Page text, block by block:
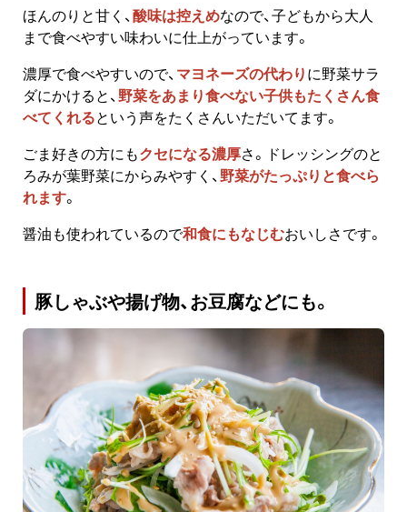
ほんのりと甘く、酸味は控えめなので、子どもから大人
まで食べやすい味わいに仕上がっています。
濃厚で食べやすいので、 マヨネーズの代わりに野菜サラ
ダにかけると、野菜をあまり食べない子供もたくさん食
べてくれるという声をたくさんいただいてます。
ごま好きの方にもクセになる濃厚さ。ドレッシングのと
ろみが葉野菜にからみやすく、野菜がたっぷりと食べら
れます。
醤油も使われているので和食にもなじむおいしさです。
豚しゃぶや揚げ物、お豆腐などにも。